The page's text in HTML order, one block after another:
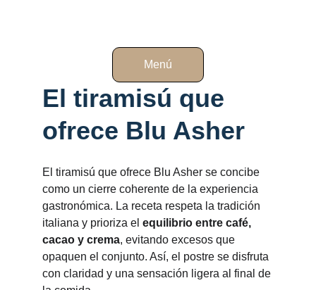
Menú
El tiramisú que
ofrece Blu Asher
El tiramisú que ofrece Blu Asher se concibe
como un cierre coherente de la experiencia
gastronómica. La receta respeta la tradición
italiana y prioriza el equilibrio entre café,
cacao y crema, evitando excesos que
opaquen el conjunto. Así, el postre se disfruta
con claridad y una sensación ligera al final de